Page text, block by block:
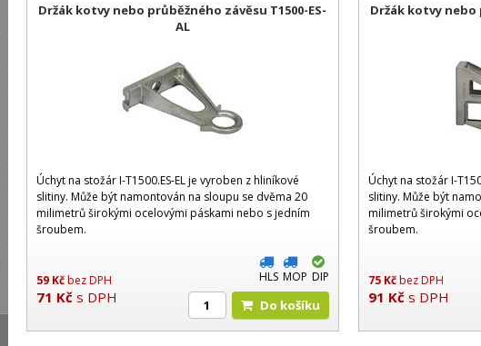
Držák kotvy nebo průběžného závěsu T1500-ES-
AL
Úchyt na stožár I-T1500.ES-EL je vyroben z hliníkové
slitiny. Může být namontován na sloupu se dvěma 20
milimetrů širokými ocelovými páskami nebo s jedním
šroubem.
59 Kčbez DPH
71 Kč s DPH
HLS MOP DIP
Do košíku
Držák kotvy nebo
Úchyt na stožár I-
slitiny. Může být
milimetrů širokými
šroubem.
75 Kčbez DPH
91 Kč s DPH